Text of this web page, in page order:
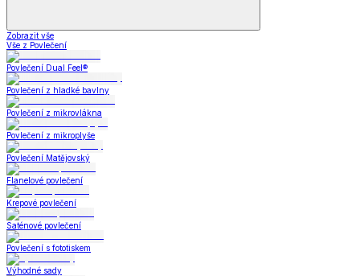
Zobrazit vše
Vše z Povlečení
Povlečení Dual Feel®
Povlečení z hladké bavlny
Povlečení z mikrovlákna
Povlečení z mikroplyše
Povlečení Matějovský
Flanelové povlečení
Krepové povlečení
Saténové povlečení
Povlečení s fototiskem
Výhodné sady